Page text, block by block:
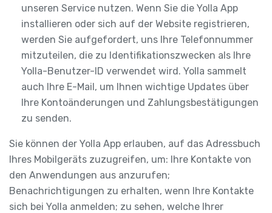
unseren Service nutzen. Wenn Sie die Yolla App
installieren oder sich auf der Website registrieren,
werden Sie aufgefordert, uns Ihre Telefonnummer
mitzuteilen, die zu Identifikationszwecken als Ihre
Yolla-Benutzer-ID verwendet wird. Yolla sammelt
auch Ihre E-Mail, um Ihnen wichtige Updates über
Ihre Kontoänderungen und Zahlungsbestätigungen
zu senden.
Sie können der Yolla App erlauben, auf das Adressbuch
Ihres Mobilgeräts zuzugreifen, um: Ihre Kontakte von
den Anwendungen aus anzurufen;
Benachrichtigungen zu erhalten, wenn Ihre Kontakte
sich bei Yolla anmelden; zu sehen, welche Ihrer